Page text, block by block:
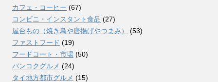
カフェ・コーヒー (67)
コンビニ・インスタント食品 (27)
屋台もの（焼き鳥や唐揚げやつまみ）
(53)
ファストフード (19)
フードコート・市場 (50)
バンコクグルメ (24)
タイ地方都市グルメ (15)